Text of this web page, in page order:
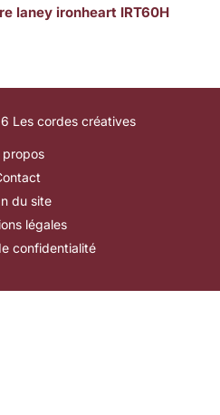
laney ironheart IRT60H
Les cordes créatives
propos
du site
légales
confidentialité